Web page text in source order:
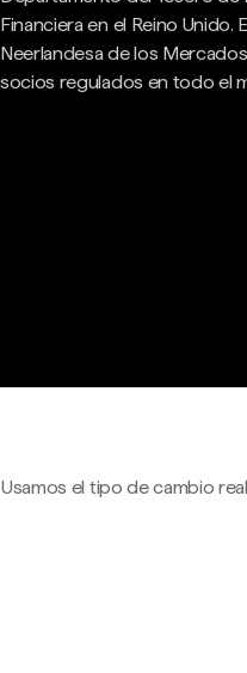
Financiera en el Reino
Neerlandesa de los
socios regulados en todo el
Usamos el tipo de cambio